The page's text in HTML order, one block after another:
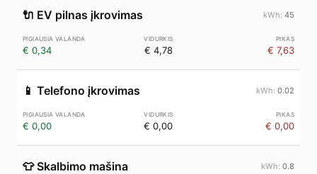
🔌 EV pilnas įkrovimas 45
€ 0,34 € 4,78 € 7,63
📱 Telefono įkrovimas 0.02
€ 0,00 € 0,00 € 0,00
👕 Skalbimo mašina 0.8